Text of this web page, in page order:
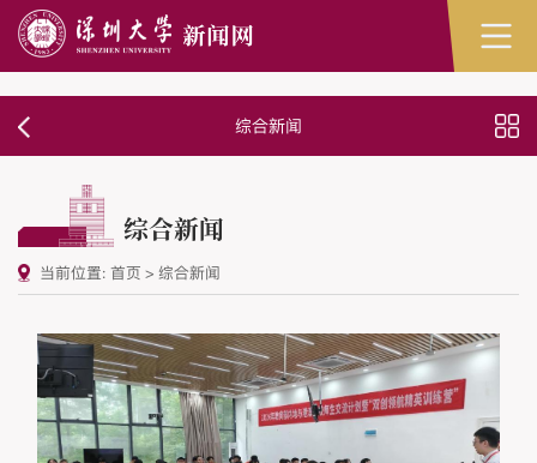
综合新闻
综合新闻
当前位置: 首页 > 综合新闻